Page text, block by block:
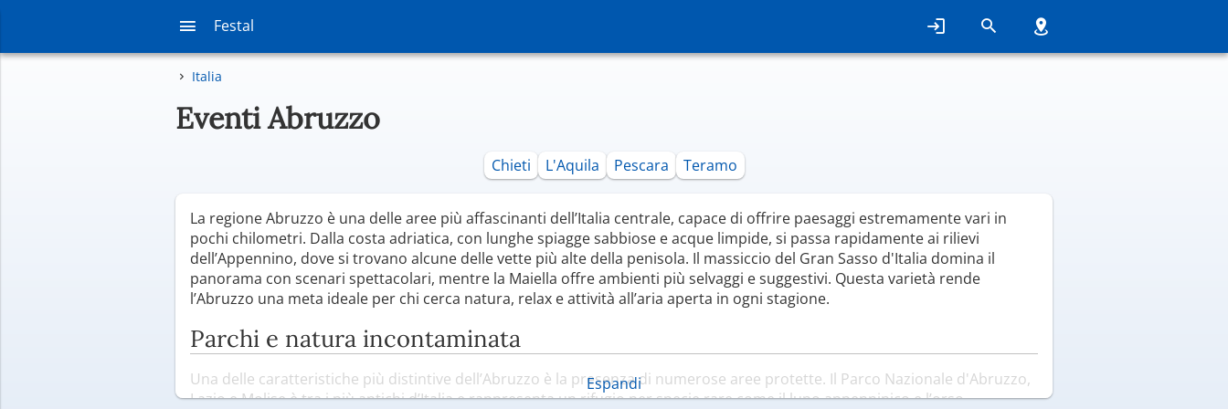
Festal
Italia
Eventi Abruzzo
Chieti L'Aquila Pescara Teramo
La regione Abruzzo è una delle aree più affascinanti dell’Italia centrale, capace di offrire paesaggi estremamente vari in
pochi chilometri. Dalla costa adriatica, con lunghe spiagge sabbiose e acque limpide, si passa rapidamente ai rilievi
dell’Appennino, dove si trovano alcune delle vette più alte della penisola. Il massiccio del Gran Sasso d'Italia domina il
panorama con scenari spettacolari, mentre la Maiella offre ambienti più selvaggi e suggestivi. Questa varietà rende
l’Abruzzo una meta ideale per chi cerca natura, relax e attività all’aria aperta in ogni stagione.
Parchi e natura incontaminata
Una delle caratteristiche più distintive dell’Abruzzo è la presenza di numerose aree protette. Il Parco Nazionale d'Abruzzo,
Lazio e Molise è tra i più antichi d’Italia e rappresenta un rifugio per specie rare come il lupo appenninico e l’orso
Espandi